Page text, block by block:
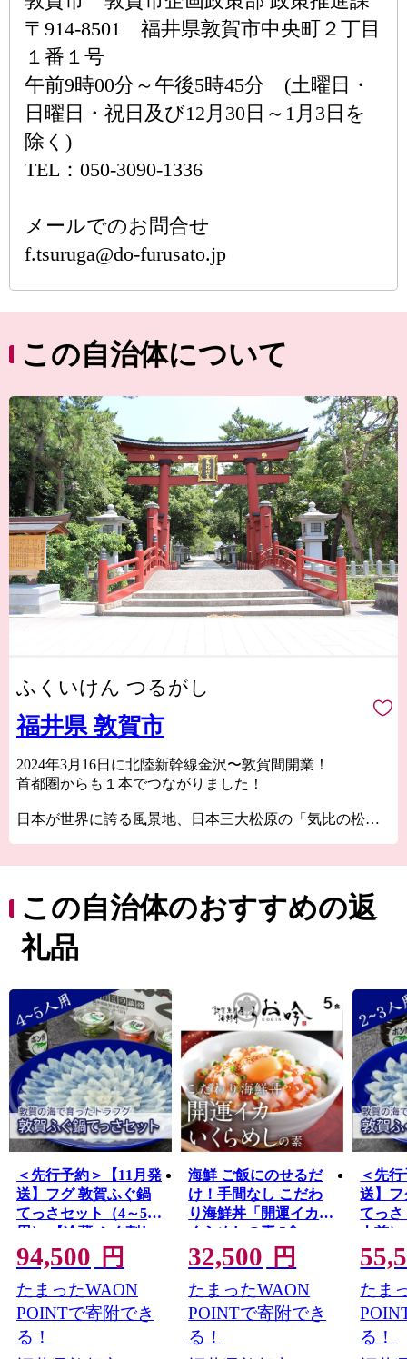
〒914-8501 福井県敦賀市中央町２丁目
１番１号
午前9時00分～午後5時45分 (土曜日・
日曜日・祝日及び12月30日～1月3日を
除く)
TEL：050-3090-1336
メールでのお問合せ
f.tsuruga@do-furusato.jp
この自治体について
ふくいけん つるがし
福井県 敦賀市
2024年3月16日に北陸新幹線金沢〜敦賀間開業！
首都圏からも１本でつながりました！
日本が世界に誇る風景地、日本三大松原の「気比の松
産群。
「越前がに」や「敦賀ふぐ」等豊富な海の幸。
日本最北限、甘さが自慢の「東浦みかん」。
”御食国”のルーツとして、食物の神・伊奢沙別神（いさ
これが全て敦賀の魅力。
================================
敦賀の魅力発信サイトできました。
詳しくは、下記ページをご覧ください。
https://kuras-tsuruga.jp/
（上記URLをコピー＆ペーストしアドレスバーへ貼り付
けてご覧ください。）
■お問い合わせ先
福井県敦賀市ふるさと納税コールセンター
TEL：050-3090-1336
Mail：f.tsuruga@do-furusato.jp
受付時間 午前9時00分～午後5時45分 (土曜日・日曜
日・祝日及び12月30日～1月3日を除く)
■ワンストップ特例申請書および変更届出書送付先
〒584-8790 富田林市中野町東2 コーユービジネス内
18202
この自治体のおすすめの返
礼品
＜先行予約＞【11月発
送】フグ 敦賀ふぐ鍋
てっさセット（4～5人
用） 【冷蔵 ふぐ刺し
河豚 ふぐ 海鮮 鍋 なべ
あけぼの旅館】 [041-
f004]【敦賀市ふるさと
納税】
94,500 円
たまったWAON
POINTで寄附でき
る！
海鮮 ご飯にのせるだ
け！手間なし こだわ
り海鮮丼「開運イカい
くらめしの素 5食」
（1袋 90g） 【冷凍 お
取り寄せ おうち時間
イクラ いか グルメ】
[047-b020]【敦賀市ふ
るさと納税】
32,500 円
たまったWAON
POINTで寄附でき
る！
＜先
送】フ
てっさ
人前
っち
ラフグ
べ あ
[041-
【敦賀
税】
たま
る！